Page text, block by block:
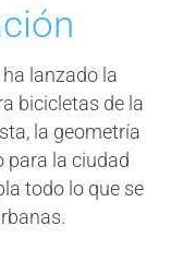
lanzado la
bicicletas de la
la geometría
para la ciudad
todo lo que se